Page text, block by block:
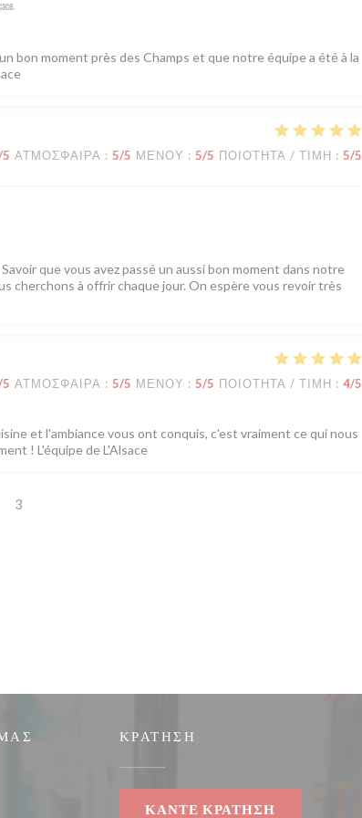
bon moment près des Champs et que notre équipe a été à la
ΑΤΜΌΣΦΑΙΡΑ : 5/5 ΜΕΝΟΎ : 5/5 ΠΟΙΌΤΗΤΑ / ΤΙΜΉ : 5/5
que vous avez passé un aussi bon moment dans notre
cherchons à offrir chaque jour. On espère vous revoir très
ΑΤΜΌΣΦΑΙΡΑ : 5/5 ΜΕΝΟΎ : 5/5 ΠΟΙΌΤΗΤΑ / ΤΙΜΉ : 4/5
et l'ambiance vous ont conquis, c'est vraiment ce qui nous
! L'équipe de L'Alsace
3
ΚΡΆΤΗΣΗ
ΚΆΝΤΕ ΚΡΆΤΗΣΗ